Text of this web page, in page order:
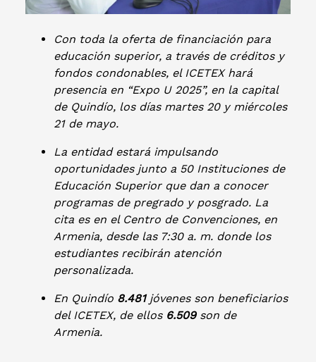
Con toda la oferta de financiación para
educación superior, a través de créditos y
fondos condonables, el ICETEX hará
presencia en “Expo U 2025”, en la capital
de Quindío, los días martes 20 y miércoles
21 de mayo.
La entidad estará impulsando
oportunidades junto a 50 Instituciones de
Educación Superior que dan a conocer
programas de pregrado y posgrado. La
cita es en el Centro de Convenciones, en
Armenia, desde las 7:30 a. m. donde los
estudiantes recibirán atención
personalizada.
En Quindío 8.481jóvenes son beneficiarios
del ICETEX, de ellos 6.509son de
Armenia.